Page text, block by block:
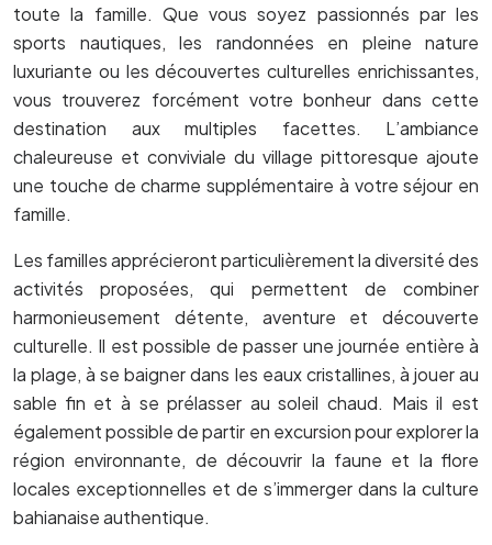
toute la famille. Que vous soyez passionnés par les
sports nautiques, les randonnées en pleine nature
luxuriante ou les découvertes culturelles enrichissantes,
vous trouverez forcément votre bonheur dans cette
destination aux multiples facettes. L’ambiance
chaleureuse et conviviale du village pittoresque ajoute
une touche de charme supplémentaire à votre séjour en
famille.
Les familles apprécieront particulièrement la diversité des
activités proposées, qui permettent de combiner
harmonieusement détente, aventure et découverte
culturelle. Il est possible de passer une journée entière à
la plage, à se baigner dans les eaux cristallines, à jouer au
sable fin et à se prélasser au soleil chaud. Mais il est
également possible de partir en excursion pour explorer la
région environnante, de découvrir la faune et la flore
locales exceptionnelles et de s’immerger dans la culture
bahianaise authentique.